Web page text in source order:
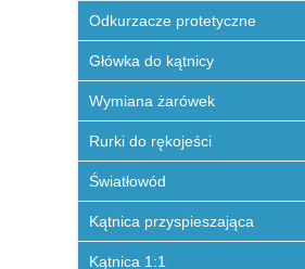
Odkurzacze protetyczne
Główka do kątnicy
Wymiana żarówek
Rurki do rękojeści
Światłowód
Kątnica przyspieszająca
Kątnica 1:1